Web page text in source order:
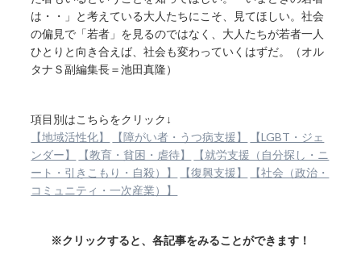
は・・」と考えている大人たちにこそ、見てほしい。社会
の偏見で「若者」を見るのではなく、大人たちが若者一人
ひとりと向き合えば、社会も変わっていくはずだ。（オル
タナＳ副編集長＝池田真隆）
項目別はこちらをクリック↓
【地域活性化】
【障がい者・うつ病支援】
【LGBT・ジェ
ンダー】
【教育・貧困・虐待】
【就労支援（自分探し・ニ
ート・引きこもり・自殺）】
【復興支援】
【社会（政治・
コミュニティ・一次産業）】
※クリックすると、各記事をみることができます！